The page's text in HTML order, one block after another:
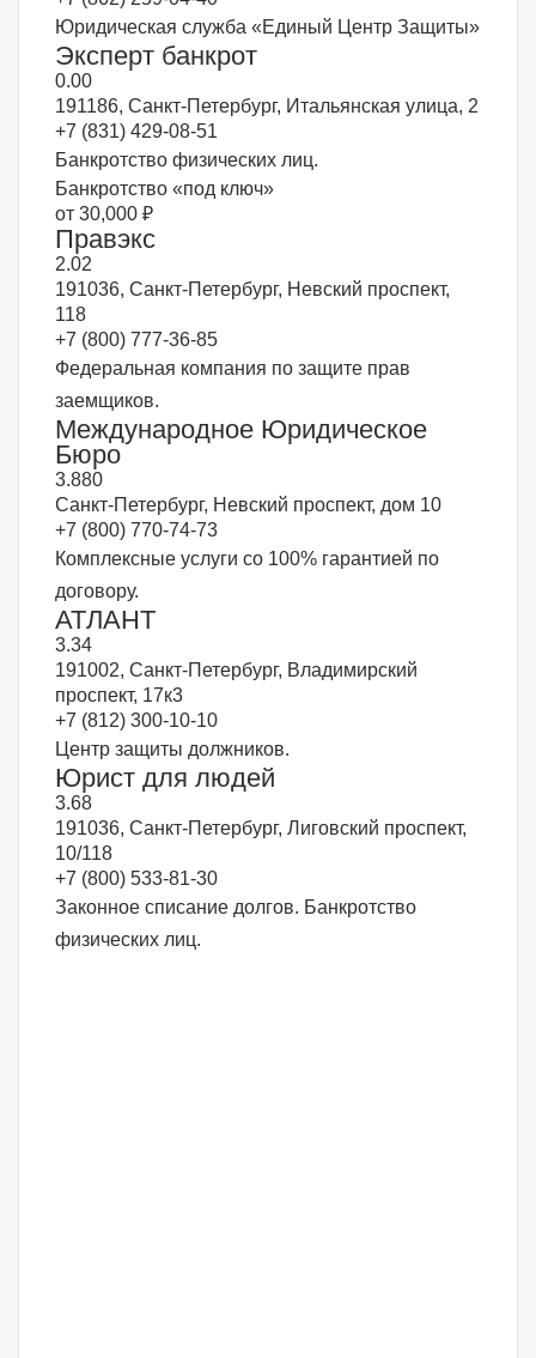
Юридическая служба «Единый Центр Защиты»
Эксперт банкрот
0.00
191186, Санкт-Петербург, Итальянская улица, 2
+7 (831) 429-08-51
Банкротство физических лиц.
Банкротство «под ключ»
от 30,000 ₽
Правэкс
2.02
191036, Санкт-Петербург, Невский проспект,
118
+7 (800) 777-36-85
Федеральная компания по защите прав
заемщиков.
Международное Юридическое
Бюро
3.880
Санкт-Петербург, Невский проспект, дом 10
+7 (800) 770-74-73
Комплексные услуги со 100% гарантией по
договору.
АТЛАНТ
3.34
191002, Санкт-Петербург, Владимирский
проспект, 17к3
+7 (812) 300-10-10
Центр защиты должников.
Юрист для людей
3.68
191036, Санкт-Петербург, Лиговский проспект,
10/118
+7 (800) 533-81-30
Законное списание долгов. Банкротство
физических лиц.